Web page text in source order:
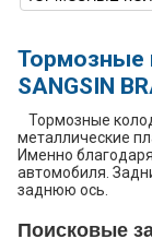
39 LINCOLN
40 LINCOLN
41
Тормозные
SANGSIN
Тормозные
металлические
Именно
автомобиля.
заднюю ось.
Поисковые